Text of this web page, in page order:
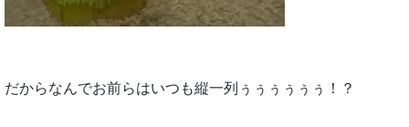
だからなんでお前らはいつも縦一列ぅぅぅぅぅぅ！？